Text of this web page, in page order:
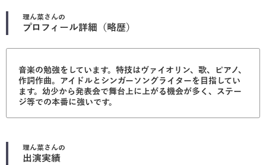
理ん菜さんの
プロフィール詳細（略歴）
音楽の勉強をしています。特技はヴァイオリン、歌、ピアノ、
作詞作曲。アイドルとシンガーソングライターを目指してい
ます。幼少から発表会で舞台上に上がる機会が多く、ステー
ジ等での本番に強いです。
理ん菜さんの
出演実績